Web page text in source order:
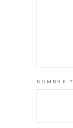
NOMBRE*